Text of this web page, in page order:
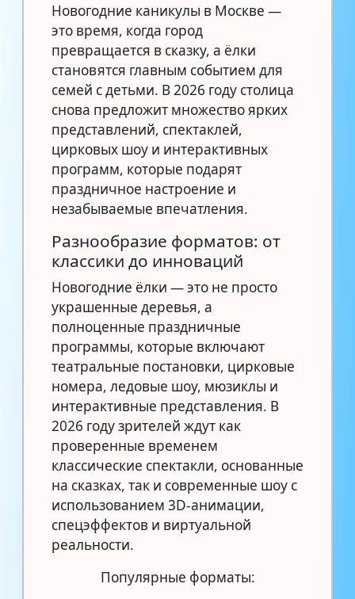
Новогодние каникулы в Москве —
это время, когда город
превращается в сказку, а ёлки
становятся главным событием для
семей с детьми. В 2026 году столица
снова предложит множество ярких
представлений, спектаклей,
цирковых шоу и интерактивных
программ, которые подарят
праздничное настроение и
незабываемые впечатления.
Разнообразие форматов: от
классики до инноваций
Новогодние ёлки — это не просто
украшенные деревья, а
полноценные праздничные
программы, которые включают
театральные постановки, цирковые
номера, ледовые шоу, мюзиклы и
интерактивные представления. В
2026 году зрителей ждут как
проверенные временем
классические спектакли, основанные
на сказках, так и современные шоу с
использованием 3D-анимации,
спецэффектов и виртуальной
реальности.
Популярные форматы: